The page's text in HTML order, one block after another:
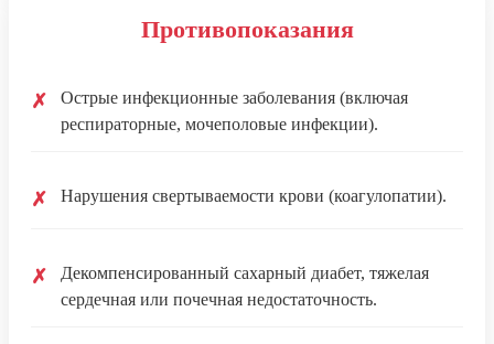
Противопоказания
✗
Острые инфекционные заболевания (включая
респираторные, мочеполовые инфекции).
✗ Нарушения свертываемости крови (коагулопатии).
✗
Декомпенсированный сахарный диабет, тяжелая
сердечная или почечная недостаточность.